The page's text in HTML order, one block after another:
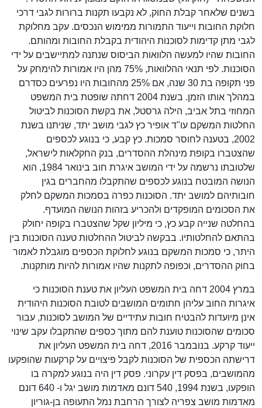
בשנים שלאחר קבלת החוק, לא נקבעו תקנות ברורות לגבי דרכי
חלוקת החובות וייעוד התמורות ממימוש הנכסים. עקב מחלוקת
לגבי מתן קדימות לסוכנות היהודית בקבלת החובות ומהותם.
החובות שהיו למעשה הלוואות הביסוס שנתנה למתיישבים על ידי
הסוכנות. לפי תנאי ההלוואות, 75% מהן היו אמורות להימחק על
פני תקופה בת 30 שנה, אם 25% מהחובות היו נפרעים כסדרם
במהלך אותו הזמן. בשנת 2004 דחתה שופטת בית המשפט
המחוזי בתל אביב, הילה גרסטל, את בקשת הסוכנות לביטול
החלטות המשקם עו"ד אופיר כץ לגבי מושב יתד, שניתנו בשנת
2002, בטענה לחוסר סמכות. כץ קבע, כי בנוגע לכספים
שהצטברו בקופת מינהלת ההסדרים, בנק החקלאות לישראל,
שלטובתו נרשמה על ידי המושב איגרת חוב בינואר 1984, הוא
הנושה המובטח בנוגע לכספים שהתקבלו מהחברים בגין
חובותיהם למושב יתד. הסוכנות כפרה בסמכות המשקם לחלק
את הסכומים המופקדים ולהכריע בזהות הנושה המועדף.
בהחלטה שנייה קבע כץ, כי מיליון שקל שהצטברו בקופה יחולק
בהתאם להחלטותיו. בבקשה לביטול ההחלטות טענה הסוכנות בין
היתר, כי סמכות המשקם בנוגע לחלוקת הכספים מוגבלת לאמור
בחוק ההסדרים, וכפופה לתקנות שהיו אמורות להיות מותקנות.
במרץ 2004 דחה בית המשפט העליון את טענת הסוכנות כי
איגרות החוב עליהן חתומים המושבים לטובת הסוכנות היהודית
אינן מיועדות להבטיח חובות עתידיים של המושב לסוכנות, עבור
סכומים שהסוכנות טוענת להם מתוך כספים שהתקבלו עקב שינוי
ייעוד קרקע. בנובמבר 2016, דחה בית המשפט העליון את
דרישתה הכספית של הסוכנות לקבל פיצויים על קרקעות שהופקעו
מהמושבים, בפסק דין עקרוני. פסק דין היה בנוגע למקרה בו
הופקעו, בשנת 1994, 540 דונם מאדמות מושב יגל ו- 640 דונם
מאדמות מושב צפריה לצורך הרחבת נמל התעופה בן-גוריון